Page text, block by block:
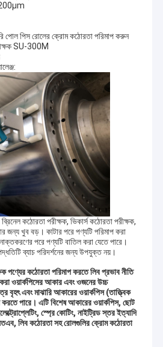
200μm
পোল পিস রোলের ক্রোম কঠোরতা পরিমাপ করুন
SU-300M
কঠোরতা পরীক্ষক, ভিকার্স কঠোরতা পরীক্ষক,
জন্য খুব বড়। কাটার পরে পণ্যটি পরিমাপ করা
পরে পণ্যটি বাতিল করা যেতে পারে।
ব্যাচ পরিদর্শনের জন্য উপযুক্ত নয়।
পণ্যের কঠোরতা পরিমাপ করতে লিব প্রভাব নীতি
ওয়ার্কপিসের আকার এবং ওজনের উচ্চ
বৃহৎ এবং মাঝারি আকারের ওয়ার্কপিস (তাত্ত্বিক
পারে। এটি বিশেষ আকারের ওয়ার্কপিস, ছোট
স্প্রে কোটিং, নাইট্রিড স্তর ইত্যাদি
লিব কঠোরতা সহ রোলগুলির ক্রোম কঠোরতা